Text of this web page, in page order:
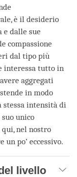
è il desiderio
dalle sue
compassione
dal tipo più
interessa tutto in
aggregati
in modo
stessa intensità di
unico
nel nostro
po’ eccessivo.
livello